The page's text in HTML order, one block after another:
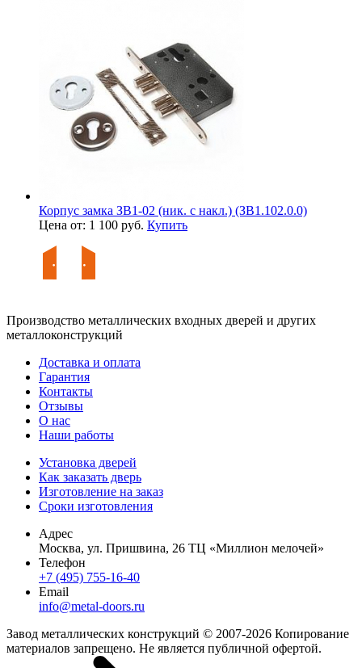
Корпус замка ЗВ1-02 (ник. с накл.) (ЗВ1.102.0.0)
Цена от: 1 100 руб. Купить
Производство металлических входных дверей и других
металлоконструкций
Доставка и оплата
Гарантия
Контакты
Отзывы
О нас
Наши работы
Установка дверей
Как заказать дверь
Изготовление на заказ
Сроки изготовления
Адрес
Москва, ул. Пришвина, 26 ТЦ «Миллион мелочей»
Телефон
+7 (495) 755-16-40
Email
info@metal-doors.ru
Завод металлических конструкций © 2007-2026 Копирование
материалов запрещено. Не является публичной офертой.